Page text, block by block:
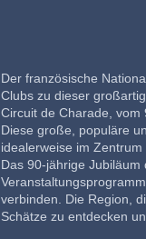
Der französische
Clubs zu dieser
Circuit de Charade, vom
Diese große, populäre
idealerweise im
Das 90-jährige
verbinden. Die Region,
Schätze zu entdecken